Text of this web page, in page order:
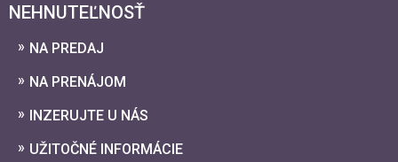
NEHNUTEĽNOSŤ
NA PREDAJ
NA PRENÁJOM
INZERUJTE U NÁS
UŽITOČNÉ INFORMÁCIE